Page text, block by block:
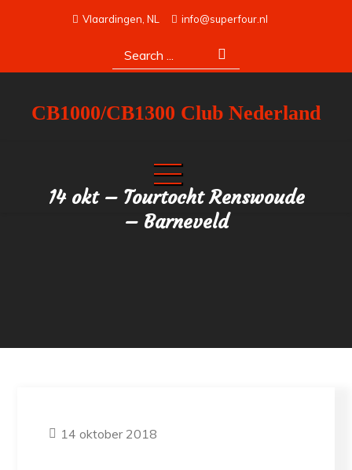
Vlaardingen, NL info@superfour.nl
Search
for:
CB1000/CB1300 Club Nederland
14 okt – Tourtocht Renswoude
– Barneveld
14 oktober 2018